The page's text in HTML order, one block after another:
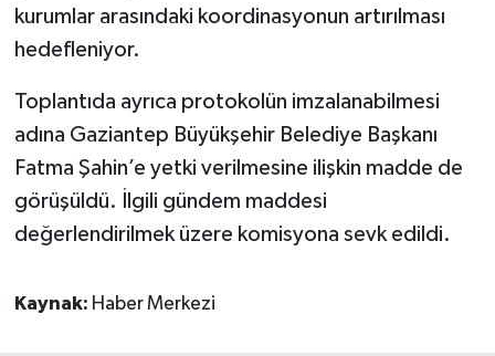
kurumlar arasındaki koordinasyonun artırılması
hedefleniyor.
Toplantıda ayrıca protokolün imzalanabilmesi
adına Gaziantep Büyükşehir Belediye Başkanı
Fatma Şahin’e yetki verilmesine ilişkin madde de
görüşüldü. İlgili gündem maddesi
değerlendirilmek üzere komisyona sevk edildi.
Kaynak: Haber Merkezi